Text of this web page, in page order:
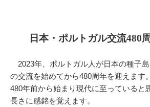
日本・ポルトガル交流480
2023年、ポルトガル人が日本の種子
の交流を始めてから480周年を迎えます
480年前から始まり現代に至っていると
長さに感銘を覚えます。